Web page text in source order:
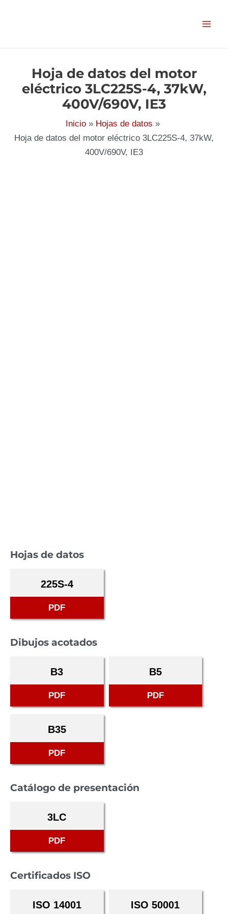
Hoja de datos del motor
eléctrico 3LC225S-4, 37kW,
400V/690V, IE3
Inicio
Hojas de datos
Hoja de datos del motor eléctrico 3LC225S-4, 37kW,
400V/690V, IE3
Hojas de datos
225S-4
PDF
Dibujos acotados
B3
PDF
B5
PDF
B35
PDF
Catálogo de presentación
3LC
PDF
Certificados ISO
ISO 14001 ISO 50001